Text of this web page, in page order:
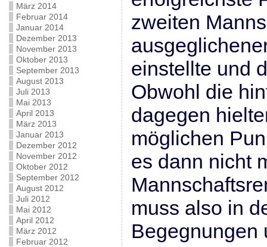
März 2014
Februar 2014
Januar 2014
Dezember 2013
November 2013
Oktober 2013
September 2013
August 2013
Juli 2013
Mai 2013
April 2013
März 2013
Januar 2013
Dezember 2012
November 2012
Oktober 2012
September 2012
August 2012
Juli 2012
Mai 2012
April 2012
März 2012
Februar 2012
zweiten
einstellte und
Obwohl die
dagegen
möglichen
es dann nicht
muss also in
Begegnungen